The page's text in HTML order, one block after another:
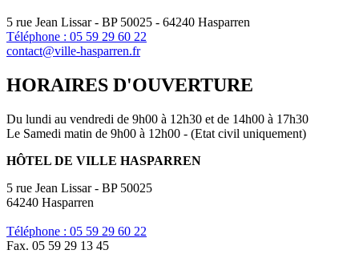
5 rue Jean Lissar - BP 50025 - 64240 Hasparren
Téléphone : 05 59 29 60 22
contact@ville-hasparren.fr
HORAIRES D'OUVERTURE
Du lundi au vendredi de 9h00 à 12h30 et de 14h00 à 17h30
Le Samedi matin de 9h00 à 12h00 - (Etat civil uniquement)
HÔTEL DE VILLE HASPARREN
5 rue Jean Lissar - BP 50025
64240 Hasparren
Téléphone : 05 59 29 60 22
Fax. 05 59 29 13 45